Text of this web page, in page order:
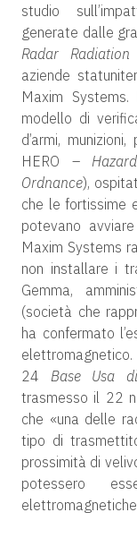
studio
generate dalle
Radar
aziende
Maxim
modello di
d’armi,
HERO –
Ordnance),
che le fortissime
potevano
Maxim Systems
non installare i
Gemma,
(società che
ha confermato
24 Base Usa
trasmesso il 22
che «una delle
tipo di
prossimità di
potessero